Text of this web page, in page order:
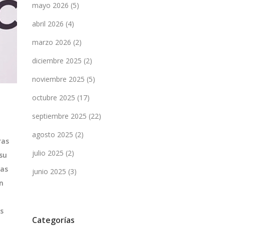
mayo 2026 (5)
abril 2026 (4)
marzo 2026 (2)
diciembre 2025 (2)
noviembre 2025 (5)
octubre 2025 (17)
septiembre 2025 (22)
agosto 2025 (2)
julio 2025 (2)
junio 2025 (3)
Categorías